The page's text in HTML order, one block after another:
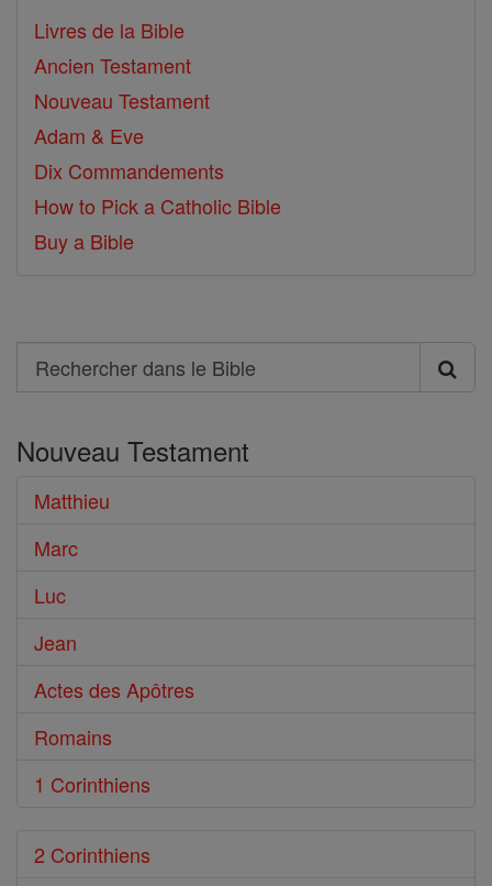
Livres de la Bible
Ancien Testament
Nouveau Testament
Adam & Eve
Dix Commandements
How to Pick a Catholic Bible
Buy a Bible
Search
Rechercher
le
Bible
Nouveau Testament
Matthieu
Marc
Luc
Jean
Actes des Apôtres
Romains
1 Corinthiens
2 Corinthiens